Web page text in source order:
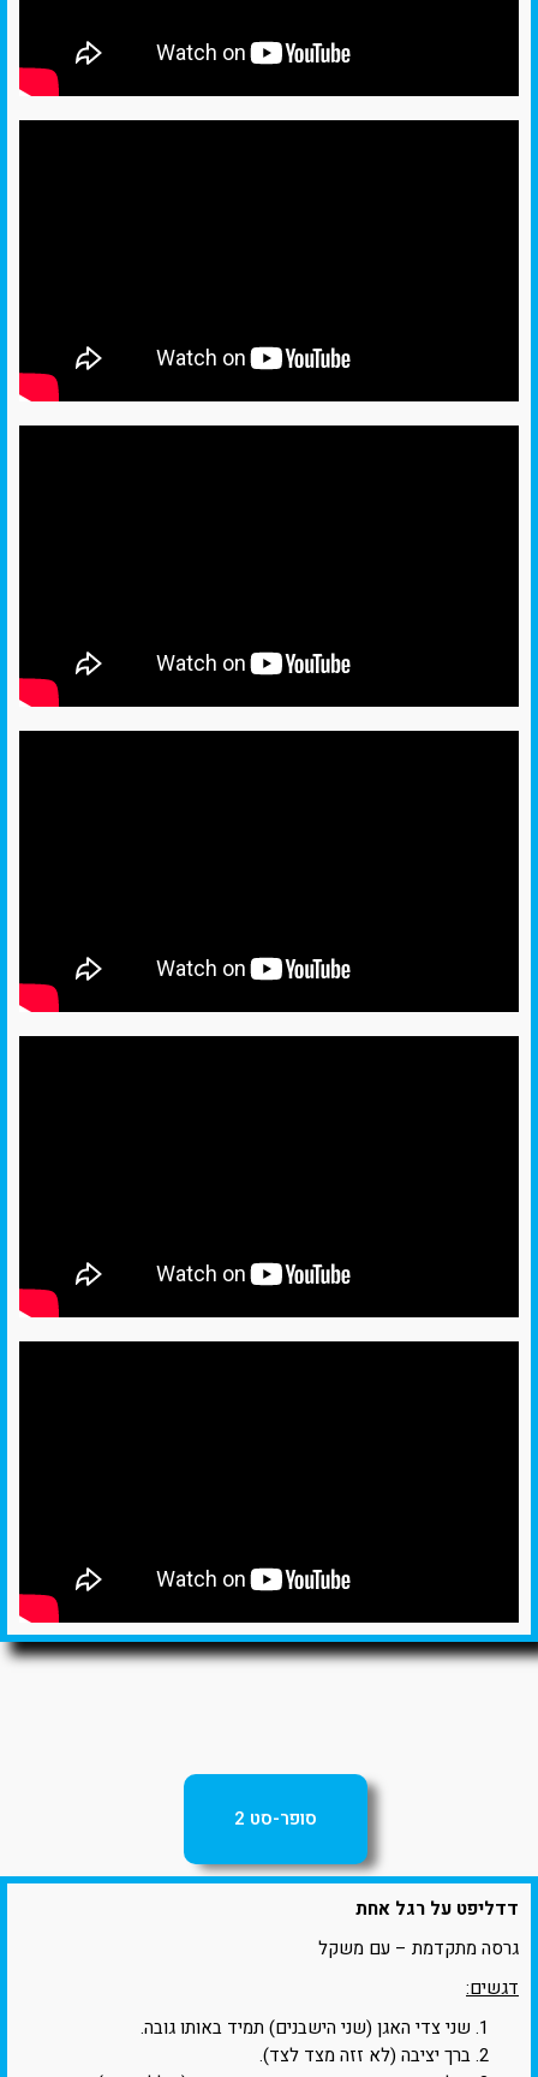
סופר-סט 2
דדליפט על רגל אחת
גרסה מתקדמת – עם משקל
דגשים:
שני צדי האגן (שני הישבנים) תמיד באותו גובה.
ברך יציבה (לא זזה מצד לצד).